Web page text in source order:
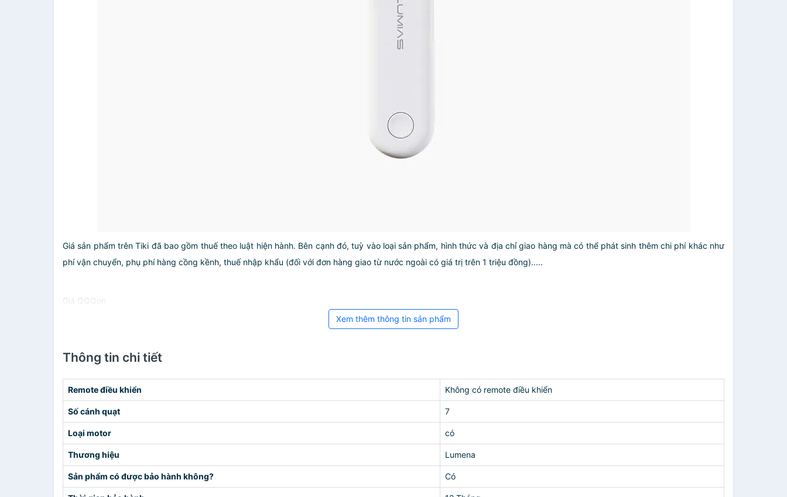
Giá sản phẩm trên Tiki đã bao gồm thuế theo luật hiện hành. Bên cạnh đó, tuỳ vào loại sản phẩm, hình thức và địa chỉ giao hàng mà có thể phát sinh thêm chi phí khác như
phí vận chuyển, phụ phí hàng cồng kềnh, thuế nhập khẩu (đối với đơn hàng giao từ nước ngoài có giá trị trên 1 triệu đồng).....
Giá QQQon
Xem thêm thông tin sản phẩm
Thông tin chi tiết
Remote điều khiển Không có remote điều khiển
Số cánh quạt 7
Loại motor có
Thương hiệu Lumena
Sản phẩm có được bảo hành không? Có